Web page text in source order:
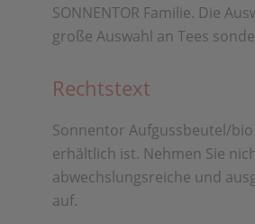
SONNENTOR Familie. Die
große Auswahl an Tees
Rechtstext
Sonnentor Aufgussbeutel/
erhältlich ist. Nehmen Sie
abwechslungsreiche und
auf.